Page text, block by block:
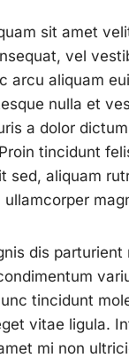
sit amet
vel
arcu aliquam
nulla et
a dolor
tincidunt
sed, aliquam
dis
tincidunt
vitae ligula.
mi non